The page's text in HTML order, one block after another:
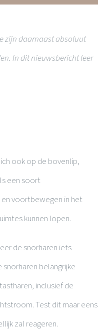
zijn daarnaast absoluut
In dit nieuwsbericht leer
ook op de bovenlip,
een soort
voortbewegen in het
kunnen lopen.
de snorharen iets
snorharen belangrijke
inclusief de
Test dit maar eens
zal reageren.